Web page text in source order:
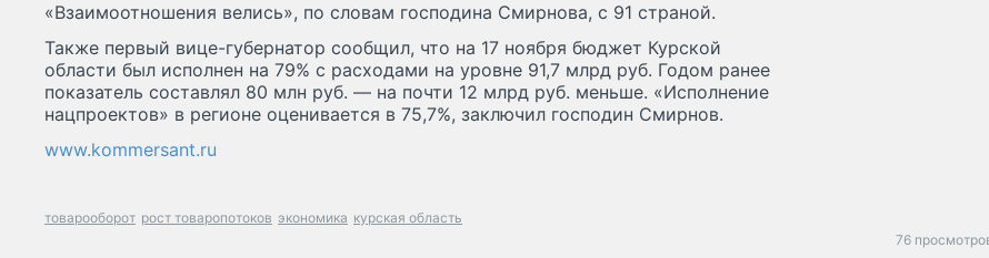
«Взаимоотношения велись», по словам господина Смирнова, с 91 страной.
Также первый вице-губернатор сообщил, что на 17 ноября бюджет Курской
области был исполнен на 79% с расходами на уровне 91,7 млрд руб. Годом ранее
показатель составлял 80 млн руб. — на почти 12 млрд руб. меньше. «Исполнение
нацпроектов» в регионе оценивается в 75,7%, заключил господин Смирнов.
www.kommersant.ru
товарооборот рост товаропотоков экономика курская область
76